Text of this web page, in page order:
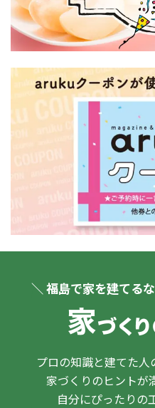
＼ 福島で家を建てる
プロの知識と建てた人
家づくりのヒントが
自分にぴったりの